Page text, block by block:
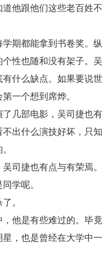
他跟他们这些老百姓不
期都能拿到书卷奖。纵
性也随和没有架子。吴
什么缺点。如果要说世
一个想到席烨。
几部电影，吴司捷也有
出什么演技好坏，只知
司捷也有点与有荣焉。
学呢。
。
他是有些难过的。毕竟
，也是曾经在大学中一